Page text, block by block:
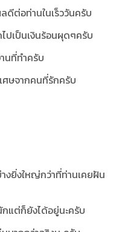
ดีต่อท่านในเร็ววันครับ
ปเป็นเงินร้อนผุดๆครับ
นที่ทำครับ
ศษจากคนที่รักครับ
างยิ่งใหญ่กว่าที่ท่านเคยฝัน
กแต่ก็ยังได้อยู่นะครับ